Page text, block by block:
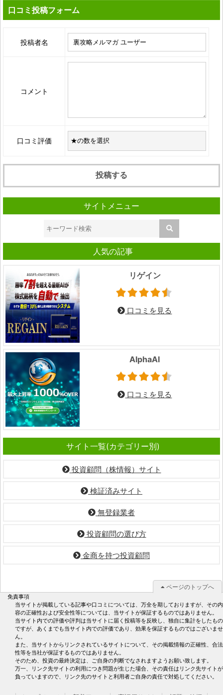
口コミ投稿フォーム
投稿者名
コメント
口コミ評価
サイトメニュー
人気の記事
リゲイン
口コミを見る
AlphaAI
口コミを見る
サイト一覧(カテゴリー別)
投資顧問（株情報）サイト
検証済みサイト
無登録業者
投資顧問の選び方
金商を持つ投資顧問
免責事項
当サイトが掲載している記事や口コミについては、万全を期しておりますが、その内
容の正確性および安全性等については、当サイトが保証するものではありません。
当サイト内での評価や評判は当サイトに届く投稿等を反映し、独自に集計をしたもの
ですが、あくまでも当サイト内での評価であり、効果を保証するものではございませ
ん。
また、当サイトからリンクされているサイトについて、その掲載情報の正確性、合法
性等を当社が保証するものではありません。
そのため、投資の最終決定は、ご自身の判断でなされますようお願い致します。
万一、リンク先サイトの利用につき問題が生じた場合、その責任はリンク先サイトが
負っていますので、リンク先のサイトと利用者ご自身の責任で対処してください。
ページのトップへ